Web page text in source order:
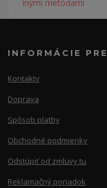
INFORMÁCIE
Kontakty
Doprava
Spôsob platby
Obchodné podmienky
Odstúpiť od zmluvy tu
Reklamačný poriadok